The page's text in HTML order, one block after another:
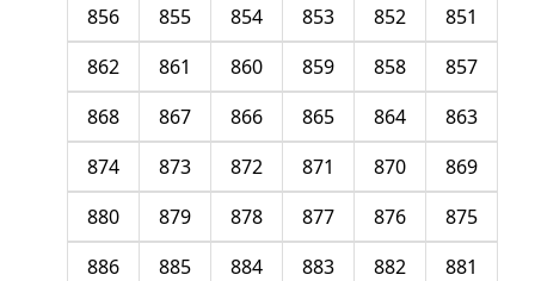
851
852
853
854
855
856
857
858
859
860
861
862
863
864
865
866
867
868
869
870
871
872
873
874
875
876
877
878
879
880
881
882
883
884
885
886